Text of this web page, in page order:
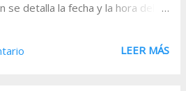
se detalla la fecha y la hora del
6. Más ejemplos en PDV 26-
+ 1:00) Registrarse
LEER MÁS